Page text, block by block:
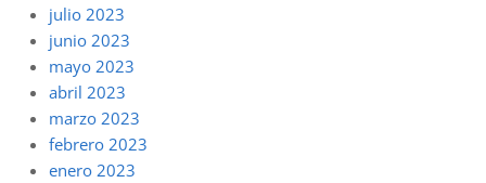
julio 2023
junio 2023
mayo 2023
abril 2023
marzo 2023
febrero 2023
enero 2023